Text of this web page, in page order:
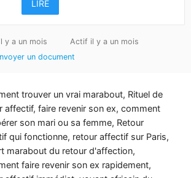
LIRE
y a un mois
Actif il y a un mois
un document
trouver un vrai marabout, Rituel de
affectif, faire revenir son ex, comment
son mari ou sa femme, Retour
qui fonctionne, retour affectif sur Paris,
marabout du retour d'affection,
faire revenir son ex rapidement,